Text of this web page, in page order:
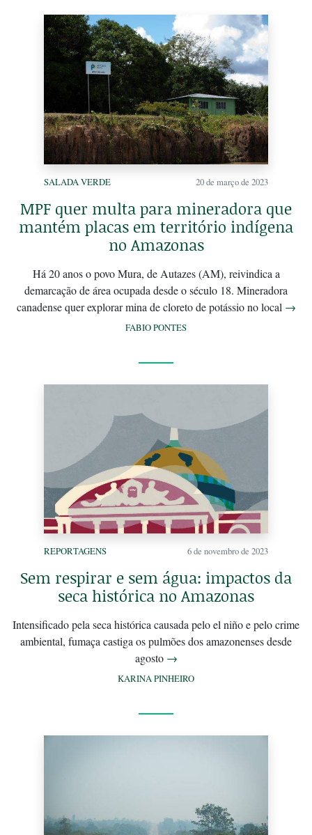
SALADA VERDE 20 de março de 2023
MPF quer multa para mineradora que
mantém placas em território indígena
no Amazonas
Há 20 anos o povo Mura, de Autazes (AM), reivindica a
demarcação de área ocupada desde o século 18. Mineradora
canadense quer explorar mina de cloreto de potássio no local →
FABIO PONTES
REPORTAGENS 6 de novembro de 2023
Sem respirar e sem água: impactos da
seca histórica no Amazonas
Intensificado pela seca histórica causada pelo el niño e pelo crime
ambiental, fumaça castiga os pulmões dos amazonenses desde
agosto →
KARINA PINHEIRO